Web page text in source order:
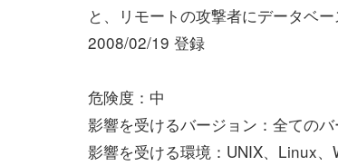
と、リモートの攻撃者にデータベ
2008/02/19 登録
危険度：中
影響を受けるバージョン：全ての
影響を受ける環境：UNIX、Linux